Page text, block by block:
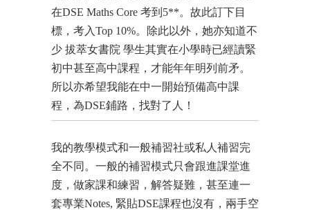
在DSE Maths Core 考到5**。故此訂下目
標，考入Top 10%。除此以外，她亦知道不
少 拔萃女書院 學生其實在小學時已經讀緊
初中甚至高中課程，才能年年明列前矛。
所以亦希望我能在中一開始預備高中課
程，為DSE鋪路，找對了人！
我的教學模式和一般補習社或私人補習完
全不同。一般的補習模式只會跟進課堂進
度，做家課和練習，解答疑難，甚至連一
套專業Notes, 緊貼DSE課程也沒有，兩手空